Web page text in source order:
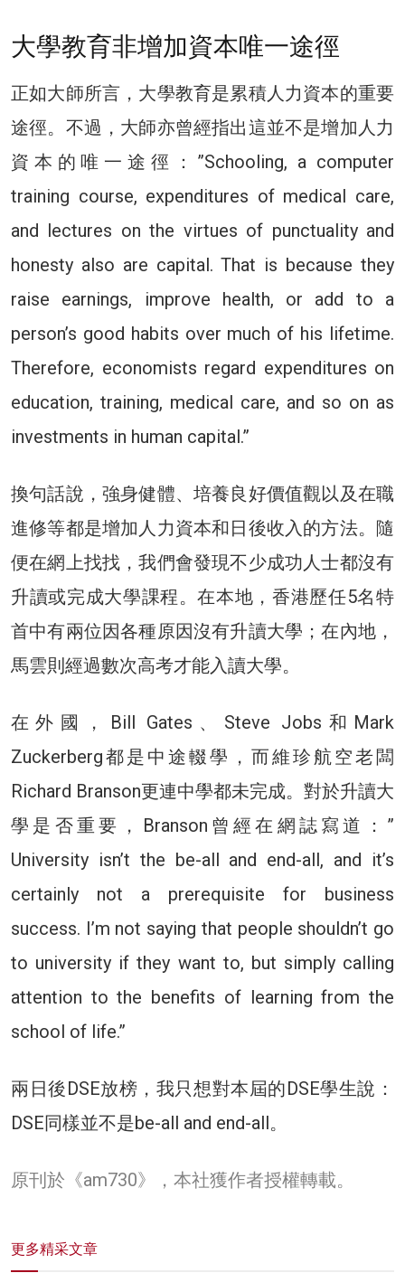
大學教育非增加資本唯一途徑
正如大師所言，大學教育是累積人力資本的重要
途徑。不過，大師亦曾經指出這並不是增加人力
資本的唯一途徑：”Schooling, a computer
training course, expenditures of medical care,
and lectures on the virtues of punctuality and
honesty also are capital. That is because they
raise earnings, improve health, or add to a
person’s good habits over much of his lifetime.
Therefore, economists regard expenditures on
education, training, medical care, and so on as
investments in human capital.”
換句話說，強身健體、培養良好價值觀以及在職
進修等都是增加人力資本和日後收入的方法。隨
便在網上找找，我們會發現不少成功人士都沒有
升讀或完成大學課程。在本地，香港歷任5名特
首中有兩位因各種原因沒有升讀大學；在內地，
馬雲則經過數次高考才能入讀大學。
在外國，Bill Gates、Steve Jobs和Mark
Zuckerberg都是中途輟學，而維珍航空老闆
Richard Branson更連中學都未完成。對於升讀大
學是否重要，Branson曾經在網誌寫道：”
University isn’t the be-all and end-all, and it’s
certainly not a prerequisite for business
success. I’m not saying that people shouldn’t go
to university if they want to, but simply calling
attention to the benefits of learning from the
school of life.”
兩日後DSE放榜，我只想對本屆的DSE學生說：
DSE同樣並不是be-all and end-all。
原刊於《am730》，本社獲作者授權轉載。
更多精采文章